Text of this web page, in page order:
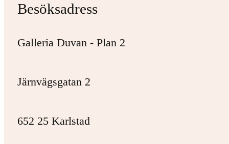
Besöksadress
Galleria Duvan - Plan 2
Järnvägsgatan 2
652 25 Karlstad